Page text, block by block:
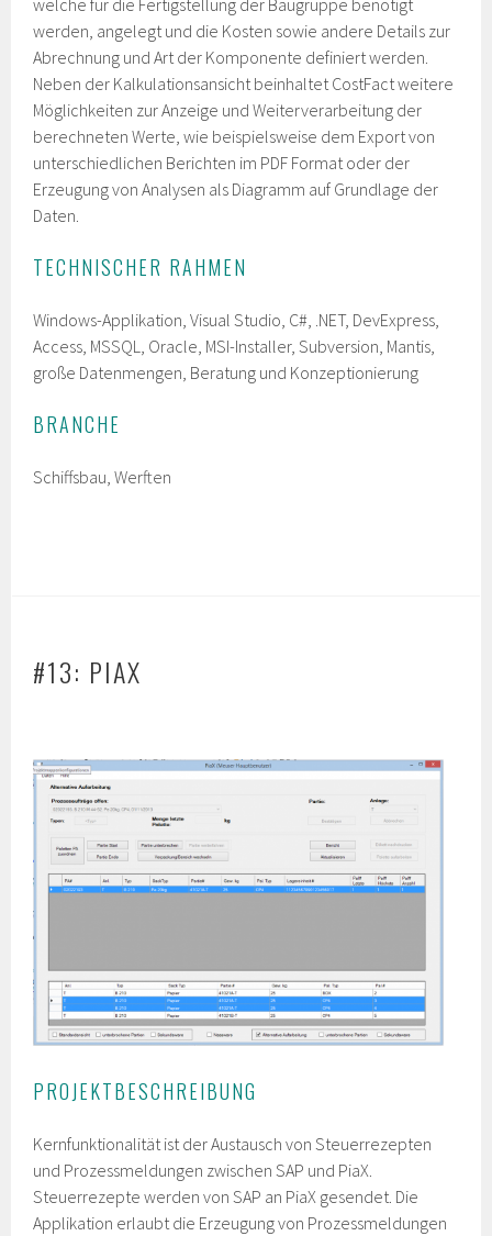
werden, angelegt und die Kosten sowie andere Details zur
Abrechnung und Art der Komponente definiert werden.
Neben der Kalkulationsansicht beinhaltet CostFact weitere
Möglichkeiten zur Anzeige und Weiterverarbeitung der
berechneten Werte, wie beispielsweise dem Export von
unterschiedlichen Berichten im PDF Format oder der
Erzeugung von Analysen als Diagramm auf Grundlage der
Daten.
TECHNISCHER RAHMEN
Windows-Applikation, Visual Studio, C#, .NET, DevExpress,
Access, MSSQL, Oracle, MSI-Installer, Subversion, Mantis,
große Datenmengen, Beratung und Konzeptionierung
BRANCHE
Schiffsbau, Werften
#13: PIAX
PROJEKTBESCHREIBUNG
Kernfunktionalität ist der Austausch von Steuerrezepten
und Prozessmeldungen zwischen SAP und PiaX.
Steuerrezepte werden von SAP an PiaX gesendet. Die
Applikation erlaubt die Erzeugung von Prozessmeldungen